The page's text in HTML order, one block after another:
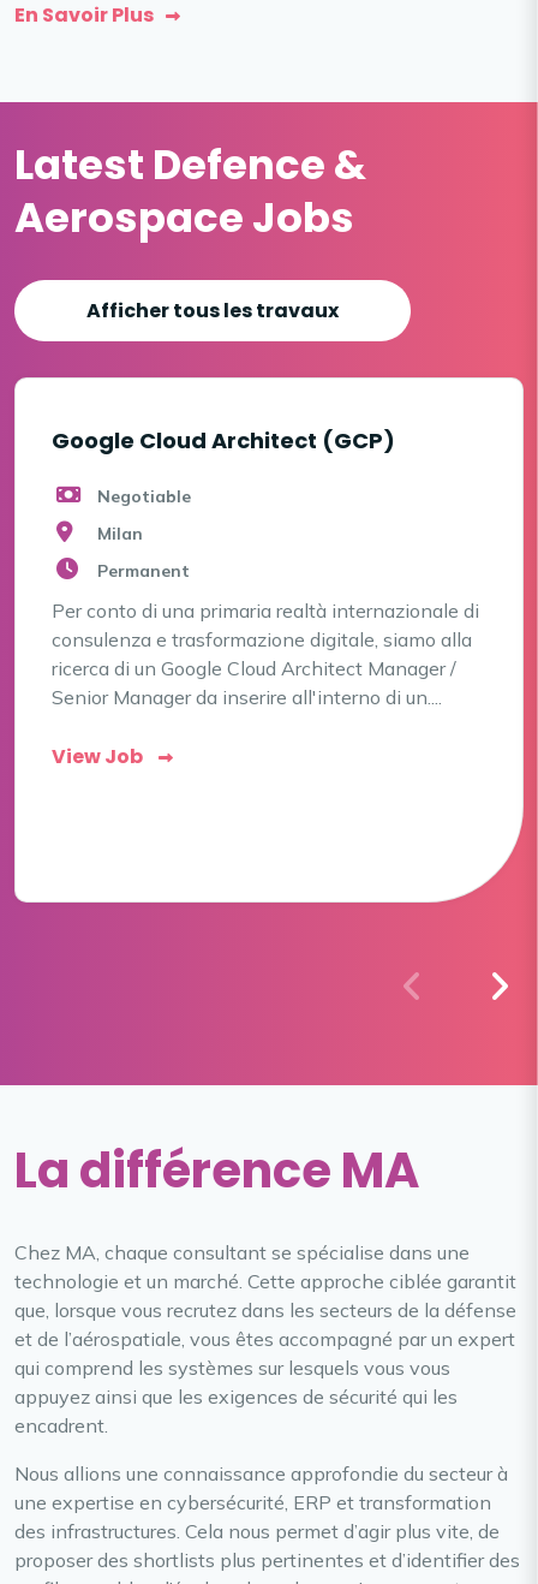
En Savoir Plus
Latest Defence &
Aerospace Jobs
Afficher tous les travaux
Google Cloud Architect (GCP)
Negotiable
Milan
Permanent
Per conto di una primaria realtà internazionale di
consulenza e trasformazione digitale, siamo alla
ricerca di un Google Cloud Architect Manager /
Senior Manager da inserire all'interno di un....
View Job
La différence MA
Chez MA, chaque consultant se spécialise dans une
technologie et un marché. Cette approche ciblée garantit
que, lorsque vous recrutez dans les secteurs de la défense
et de l’aérospatiale, vous êtes accompagné par un expert
qui comprend les systèmes sur lesquels vous vous
appuyez ainsi que les exigences de sécurité qui les
encadrent.
Nous allions une connaissance approfondie du secteur à
une expertise en cybersécurité, ERP et transformation
des infrastructures. Cela nous permet d’agir plus vite, de
proposer des shortlists plus pertinentes et d’identifier des